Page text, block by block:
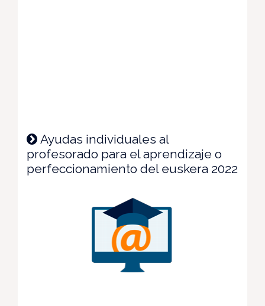
Ayudas individuales al
profesorado para el aprendizaje o
perfeccionamiento del euskera 2022